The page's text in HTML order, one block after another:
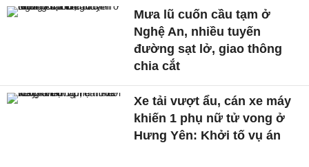
Mưa lũ cuốn cầu tạm ở
Nghệ An, nhiều tuyến
đường sạt lở, giao thông
chia cắt
Xe tải vượt ẩu, cán xe máy
khiến 1 phụ nữ tử vong ở
Hưng Yên: Khởi tố vụ án